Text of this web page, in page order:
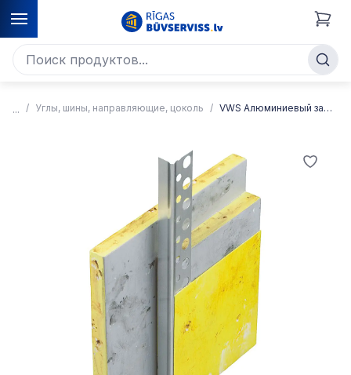
Углы, шины, направляющие, цоколь VWS Алюминиевый замыкающий профиль для гипсокартона